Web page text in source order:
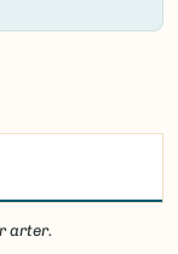
arter.